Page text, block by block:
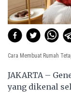
Cara Membuat Rumah
JAKARTA –
yang dikenal